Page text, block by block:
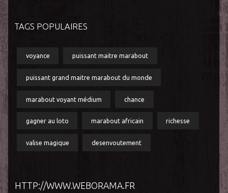
TAGS POPULAIRES
voyance puissant maitre marabout
puissant grand maitre marabout du monde
marabout voyant médium chance
gagner au loto marabout africain richesse
valise magique desenvoutement
HTTP://WWW.WEBORAMA.FR